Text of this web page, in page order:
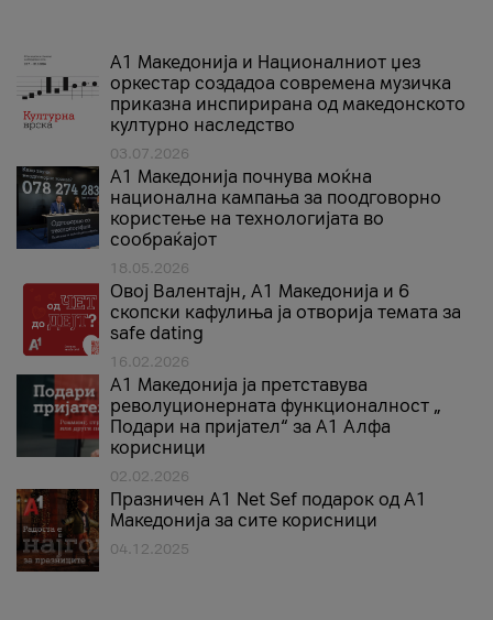
А1 Македонија и Националниот џез
оркестар создадоа современа музичка
приказна инспирирана од македонското
културно наследство
03.07.2026
A1 Македонија почнува моќна
национална кампања за поодговорно
користење на технологијата во
сообраќајот
18.05.2026
Овој Валентајн, A1 Македонија и 6
скопски кафулиња ја отворија темата за
safe dating
16.02.2026
А1 Македонија ја претставува
револуционерната функционалност „
Подари на пријател“ за А1 Алфа
корисници
02.02.2026
Празничен A1 Net Sеf подарок од А1
Македонија за сите корисници
04.12.2025